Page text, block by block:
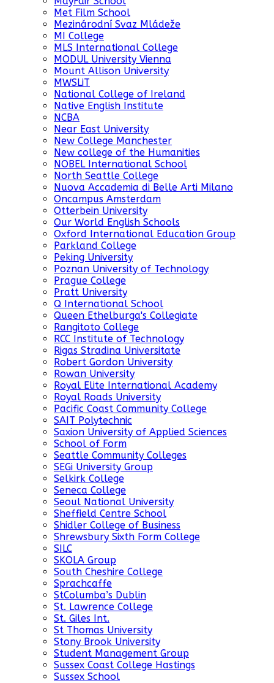
Met Film School
Mezinárodní Svaz Mládeže
MI College
MLS International College
MODUL University Vienna
Mount Allison University
MWSLiT
National College of Ireland
Native English Institute
NCBA
Near East University
New College Manchester
New college of the Humanities
NOBEL International School
North Seattle College
Nuova Accademia di Belle Arti Milano
Oncampus Amsterdam
Otterbein University
Our World English Schools
Oxford International Education Group
Parkland College
Peking University
Poznan University of Technology
Prague College
Pratt University
Q International School
Queen Ethelburga's Collegiate
Rangitoto College
RCC Institute of Technology
Rigas Stradina Universitate
Robert Gordon University
Rowan University
Royal Elite International Academy
Royal Roads University
Pacific Coast Community College
SAIT Polytechnic
Saxion University of Applied Sciences
School of Form
Seattle Community Colleges
SEGi University Group
Selkirk College
Seneca College
Seoul National University
Sheffield Centre School
Shidler College of Business
Shrewsbury Sixth Form College
SILC
SKOLA Group
South Cheshire College
Sprachcaffe
StColumba’s Dublin
St. Lawrence College
St. Giles Int.
St Thomas University
Stony Brook University
Student Management Group
Sussex Coast College Hastings
Sussex School